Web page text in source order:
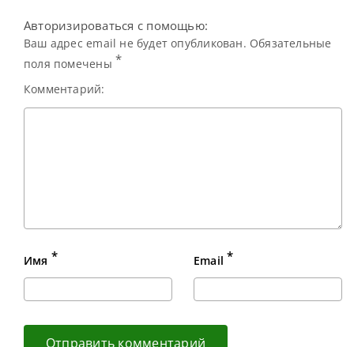
Авторизироваться с помощью:
Ваш адрес email не будет опубликован. Обязательные
поля помечены *
Комментарий:
Имя * Email *